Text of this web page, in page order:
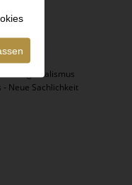
- Neue Sachlichkeit